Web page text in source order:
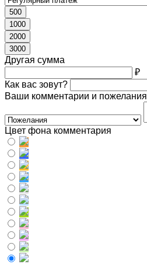
500
1000
2000
3000
Другая сумма
₽
Как вас зовут?
Ваши комментарии и пожелания
Цвет фона комментария